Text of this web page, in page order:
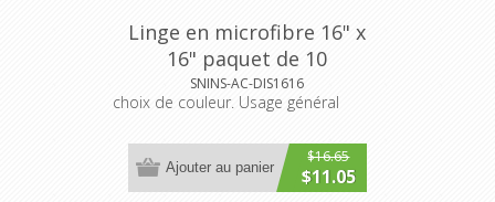
Linge en microfibre 16" x
16" paquet de 10
SNINS-AC-DIS1616
choix de couleur. Usage général
$16.65
$11.05
Ajouter au panier